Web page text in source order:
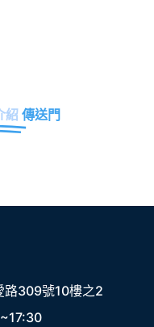
紹 傳送門
路309號10樓之2